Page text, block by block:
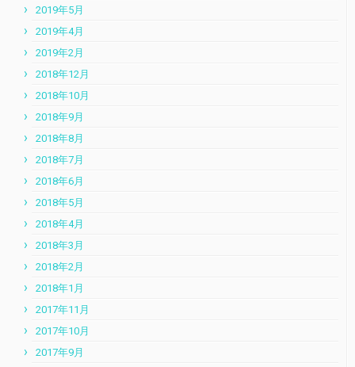
2019年5月
2019年4月
2019年2月
2018年12月
2018年10月
2018年9月
2018年8月
2018年7月
2018年6月
2018年5月
2018年4月
2018年3月
2018年2月
2018年1月
2017年11月
2017年10月
2017年9月